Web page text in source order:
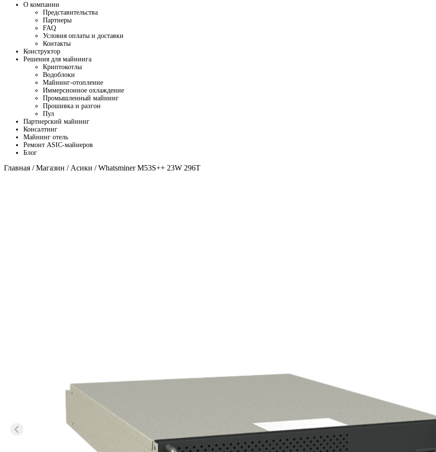
О компании
Представительства
Партнеры
FAQ
Условия оплаты и доставки
Контакты
Конструктор
Решения для майнинга
Криптокотлы
Водоблоки
Майнинг-отопление
Иммерсионное охлаждение
Промышленный майнинг
Прошивка и разгон
Пул
Партнерский майнинг
Консалтинг
Майнинг отель
Ремонт ASIC-майнеров
Блог
Главная /Магазин / Асики / Whatsminer M53S++ 23W 296T